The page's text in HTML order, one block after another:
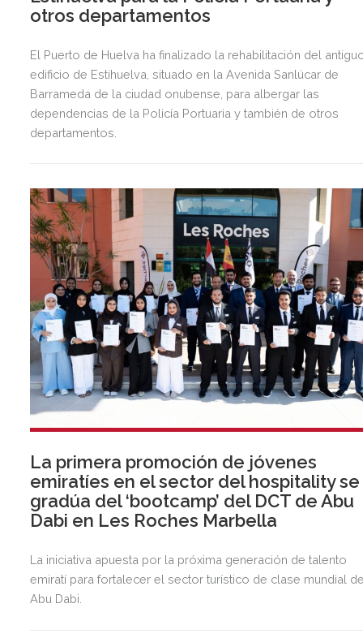
otros departamentos
El Puerto de Huelva ha finalizado la rehabilitación del
edificio de Estihuelva, situado en la Avenida Sanlúcar de
Barrameda de la ciudad onubense, para albergar las
dependencias de la Policía Portuaria y también de otros
departamentos.
La primera promoción de jóvenes
emiratíes en el sector del hospitality se
gradúa del ‘bootcamp’ del DCT de Abu
Dabi en Les Roches Marbella
La iniciativa apuesta por la próxima generación de talento
emiratí para fortalecer el sector turístico de clase mundial
Abu Dabi.